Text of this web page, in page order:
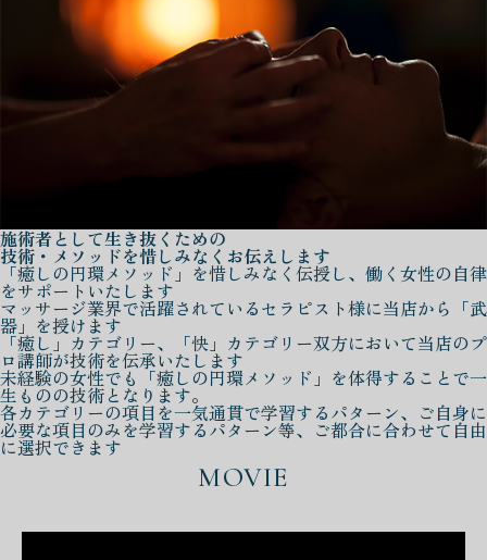
施術者として生き抜くための
技術・メソッドを惜しみなくお伝えします
「癒しの円環メソッド」を惜しみなく伝授し、働く女性の自律
をサポートいたします
マッサージ業界で活躍されているセラピスト様に当店から「武
器」を授けます
「癒し」カテゴリー、「快」カテゴリー双方において当店のプ
ロ講師が技術を伝承いたします
未経験の女性でも「癒しの円環メソッド」を体得することで一
生ものの技術となります。
各カテゴリーの項目を一気通貫で学習するパターン、ご自身に
必要な項目のみを学習するパターン等、ご都合に合わせて自由
に選択できます
MOVIE